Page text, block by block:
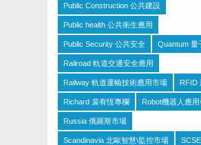
Public Construction 公共建設
Public health 公共衛生應用
Public Security 公共安全 Quantum 量
Railroad 軌道交通安全應用
Railway 軌道運輸技術應用市場 RFID
Richard 裴有恆專欄 Robot機器人應用
Russia 俄羅斯市場
Scandinavia 北歐智慧\監控市場